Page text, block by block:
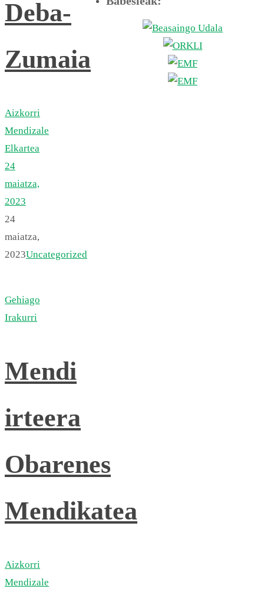
Deba-
Zumaia
Aizkorri
Mendizale
Elkartea
24
maiatza,
2023
24
maiatza,
2023Uncategorized
Gehiago
Irakurri
Mendi
irteera
Obarenes
Mendikatea
Aizkorri
Mendizale